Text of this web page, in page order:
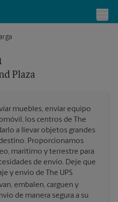
Plaza
muebles, enviar equipo
los centros de The
a llevar objetos grandes
Proporcionamos
marítimo y terrestre para
de envío. Deje que
y envío de The UPS
embalen, carguen y
de manera segura a su